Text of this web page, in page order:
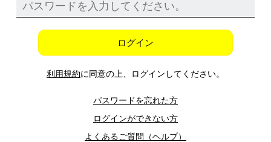
ログイン
利用規約に同意の上、ログインしてください。
パスワードを忘れた方
ログインができない方
よくあるご質問（ヘルプ）